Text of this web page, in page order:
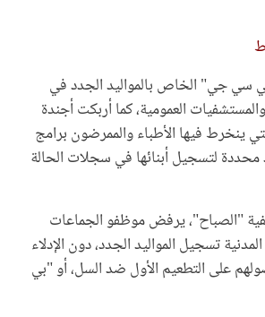
سي جي" الخاص بالمواليد الجدد في
العمومية، كما أربكت أجندة
ينخرط فيها الأطباء والممرضون برامج
محددة لتسجيل أبنائها في سجلات الحالة
"الصباح"، يرفض موظفو الجماعات
تسجيل المواليد الجدد، دون الإدلاء
على التطعيم الأول ضد السل، أو "بي